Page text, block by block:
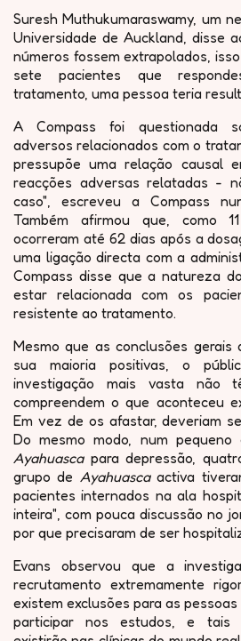
Suresh Muthukumaraswamy, um
Universidade de Auckland, disse
números fossem extrapolados,
sete pacientes que
tratamento, uma pessoa teria
A Compass foi questionada
adversos relacionados com o
pressupõe uma relação causal
reacções adversas relatadas -
caso", escreveu a Compass
Também afirmou que, como
ocorreram até 62 dias após a
uma ligação directa com a
Compass disse que a natureza
estar relacionada com os
resistente ao tratamento.
Mesmo que as conclusões
sua maioria positivas, o
investigação mais vasta não
compreendem o que aconteceu
Em vez de os afastar, deveriam
Do mesmo modo, num
Ayahuascapara depressão,
grupo de Ayahuascaactiva
pacientes internados na ala
inteira", com pouca discussão no
por que precisaram de ser
Evans observou que a
recrutamento extremamente
existem exclusões para as
participar nos estudos, e tais